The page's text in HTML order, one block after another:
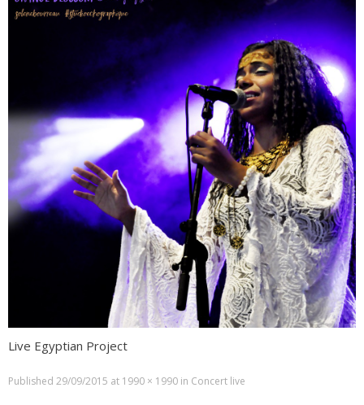
Live Egyptian Project
Published 29/09/2015 at 1990 × 1990 in Concert live